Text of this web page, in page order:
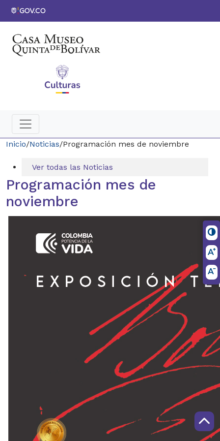
Inicio/Noticias/Programación mes de noviembre
Ver todas las Noticias
Programación mes de
noviembre